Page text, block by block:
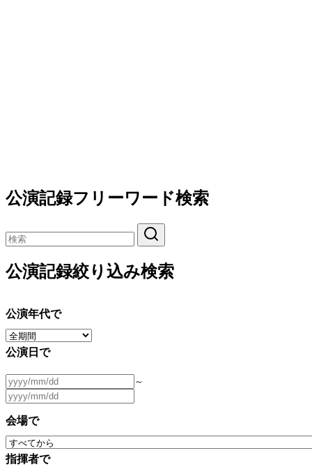
公演記録フリーワード検索
公演記録絞り込み検索
公演年代で
公演日で
～
会場で
指揮者で